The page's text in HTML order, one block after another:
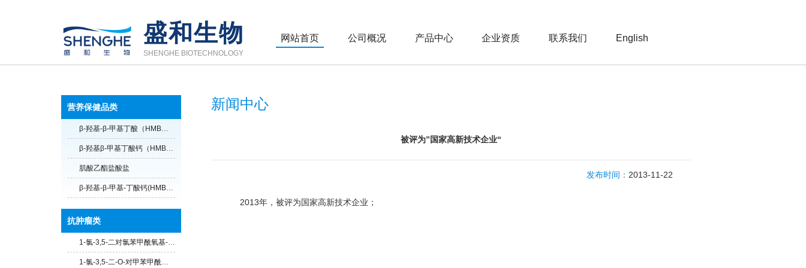
盛和生物
SHENGHE BIOTECHNOLOGY
网站首页 公司概况 产品中心 企业资质 联系我们 English
营养保健品类
β-羟基-β-甲基丁酸（HMB酸）
β-羟基β-甲基丁酸钙（HMB钙）
肌酸乙酯盐酸盐
β-羟基-β-甲基-丁酸钙(HMB-ca) 无水
抗肿瘤类
1-氯-3,5-二对氯苯甲酰氧基-2-脱氧-D-核糖
1-氯-3,5-二-O-对甲苯甲酰基-2-脱氧-D-呋喃核糖
新闻中心
被评为”国家高新技术企业“
发布时间： 2013-11-22
2013年，被评为国家高新技术企业；